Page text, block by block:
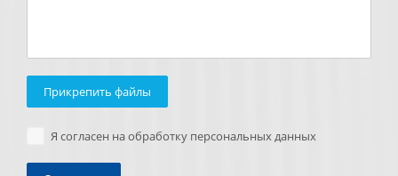
Прикрепить файлы
Я согласен на обработку персональных данных